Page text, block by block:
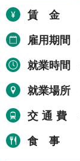
NEWS
事業者一覧
賃金
雇用期間
就業時間
就業場所
交通費
食事